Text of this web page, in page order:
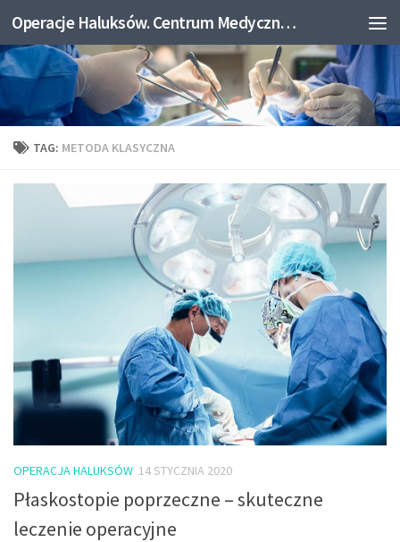
Skip to content Operacje Haluksów. Centrum Medyczne Medicum.
TAG: METODA KLASYCZNA
OPERACJA HALUKSÓW 14 STYCZNIA 2020
Płaskostopie poprzeczne – skuteczne
leczenie operacyjne